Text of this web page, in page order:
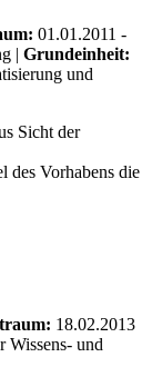
01.01.2011 -
| Grundeinheit:
und
Sicht der
des Vorhabens die
18.02.2013
Wissens- und